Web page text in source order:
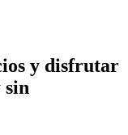
y disfrutar
sin